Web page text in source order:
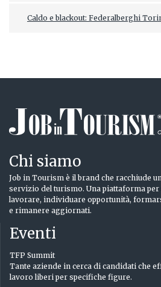
Caldo e blackout: Federalberghi
Chi siamo
Job in Tourism è il brand che racchiude
servizio del turismo. Una piattaforma per
lavorare, individuare opportunità,
e rimanere aggiornati.
Eventi
TFP Summit
Tante aziende in cerca di candidati che
lavoro liberi per specifiche figure.